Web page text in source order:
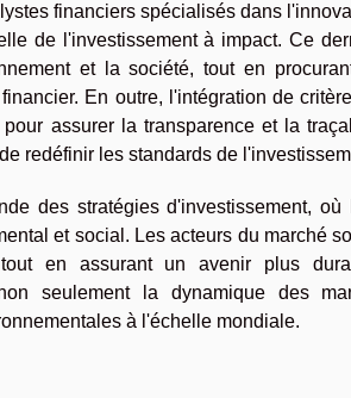
financiers spécialisés dans
de l'investissement à impact. Ce
et la société, tout en
En outre, l'intégration de
assurer la transparence et la
redéfinir les standards de
des stratégies d'investissement, où
et social. Les acteurs du marché
en assurant un avenir plus
seulement la dynamique des
à l'échelle mondiale.